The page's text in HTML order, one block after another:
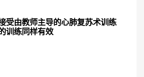
受由教师主导的心肺复苏术训练
训练同样有效